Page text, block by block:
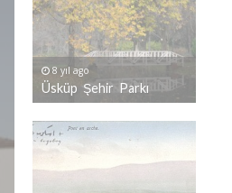
8 yıl ago
Üsküp Şehir Parkı